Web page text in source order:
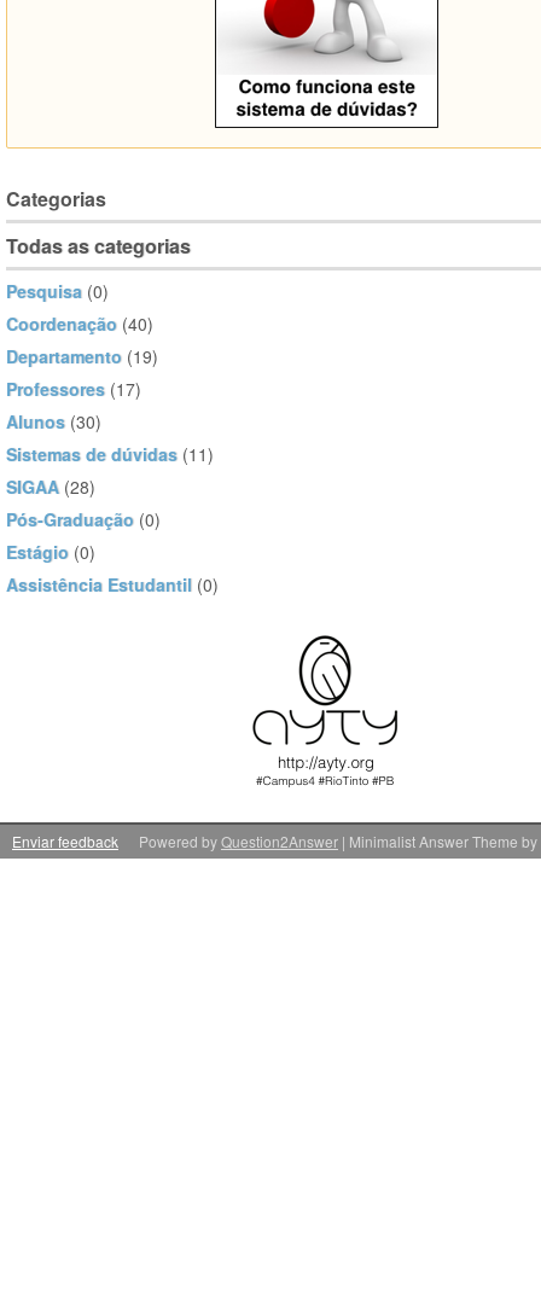
Categorias
Todas as categorias
Pesquisa (0)
Coordenação (40)
Departamento (19)
Professores (17)
Alunos (30)
Sistemas de dúvidas (11)
SIGAA (28)
Pós-Graduação (0)
Estágio (0)
Assistência Estudantil (0)
Enviar feedback | Minimalist Answer Theme by
Powered byQuestion2Answer